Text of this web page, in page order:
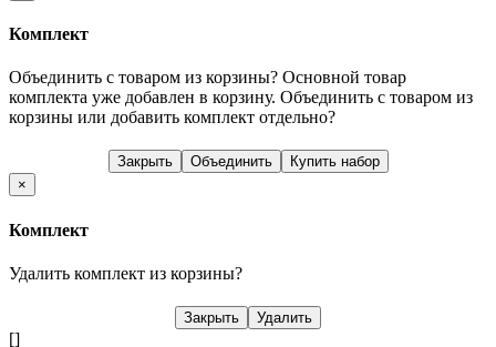
Комплект
Объединить с товаром из корзины? Основной товар
комплекта уже добавлен в корзину. Объединить с товаром из
корзины или добавить комплект отдельно?
Закрыть Объединить
Купить набор
×
Комплект
Удалить комплект из корзины?
Закрыть Удалить
[]